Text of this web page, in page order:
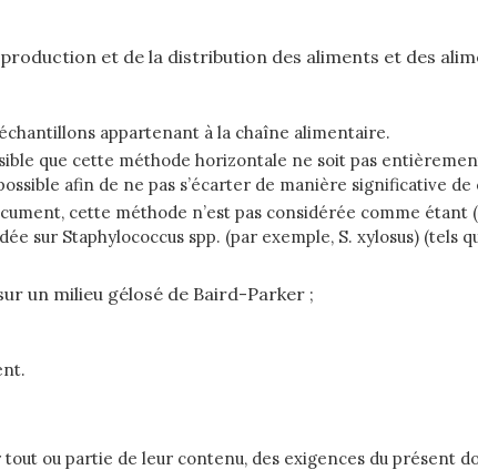
et de la distribution des aliments et des
appartenant à la chaîne alimentaire.
que cette méthode horizontale ne soit pas
afin de ne pas s’écarter de manière significative
cette méthode n’est pas considérée comme étant
Staphylococcus spp. (par exemple, S. xylosus) (tels
un milieu gélosé de Baird-Parker ;
ou partie de leur contenu, des exigences du présent